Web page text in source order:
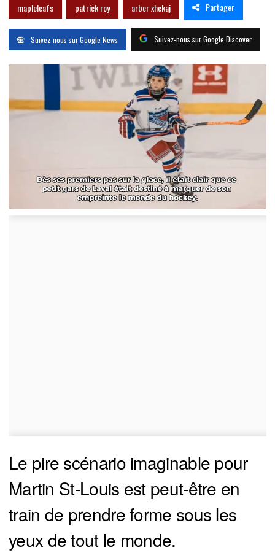
mapleleafs patrick roy arber xhekaj Partager
Suivez-nous sur Google News Suivez-nous sur Google Discover
Le pire scénario imaginable pour
Martin St-Louis est peut-être en
train de prendre forme sous les
yeux de tout le monde.